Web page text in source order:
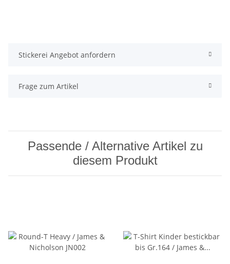
Stickerei Angebot anfordern
Frage zum Artikel
Passende / Alternative Artikel zu
diesem Produkt